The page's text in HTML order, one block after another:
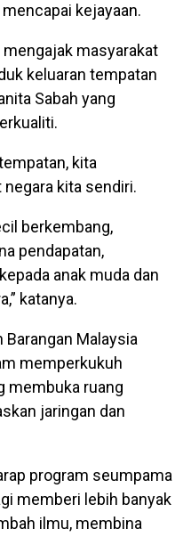
kejayaan.
mengajak masyarakat
keluaran tempatan
Sabah yang
kita
kita sendiri.
berkembang,
pendapatan,
anak muda dan
katanya.
Malaysia
memperkukuh
membuka ruang
jaringan dan
program seumpama
memberi lebih banyak
ilmu, membina